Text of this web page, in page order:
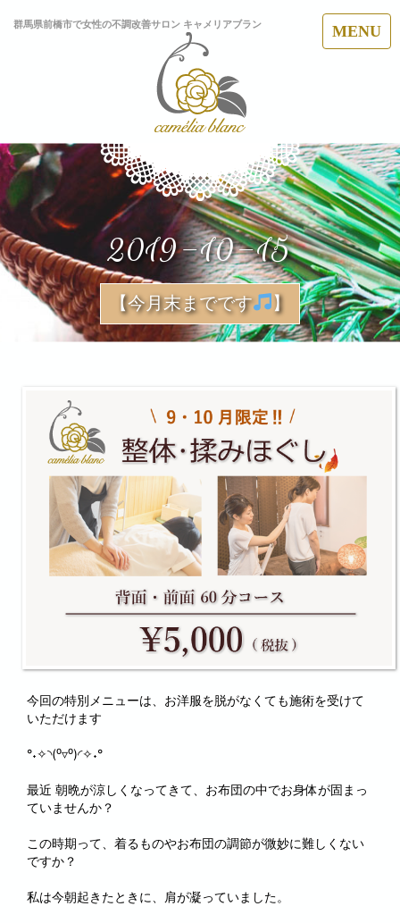
群馬県前橋市で女性の不調改善サロン キャメリアブラン MENU
2019-10-15
【今月末までです 】
今回の特別メニューは、お洋服を脱がなくても施術を受けて
いただけます
°˖✧◝(⁰▿⁰)◜✧˖°
最近 朝晩が涼しくなってきて、お布団の中でお身体が固まっ
ていませんか？
この時期って、着るものやお布団の調節が微妙に難しくない
ですか？
私は今朝起きたときに、肩が凝っていました。